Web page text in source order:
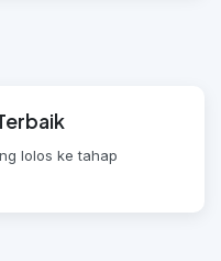
lolos ke tahap